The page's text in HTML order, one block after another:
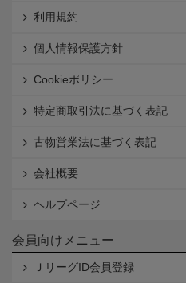
利用規約
個人情報保護方針
Cookieポリシー
特定商取引法に基づく表記
古物営業法に基づく表記
会社概要
ヘルプページ
会員向けメニュー
ＪリーグID会員登録